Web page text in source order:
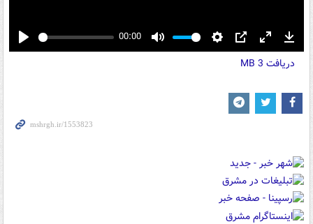
Play
00:00
Mute Settings
PIP Enter
fullscreen
دریافت 3 MB